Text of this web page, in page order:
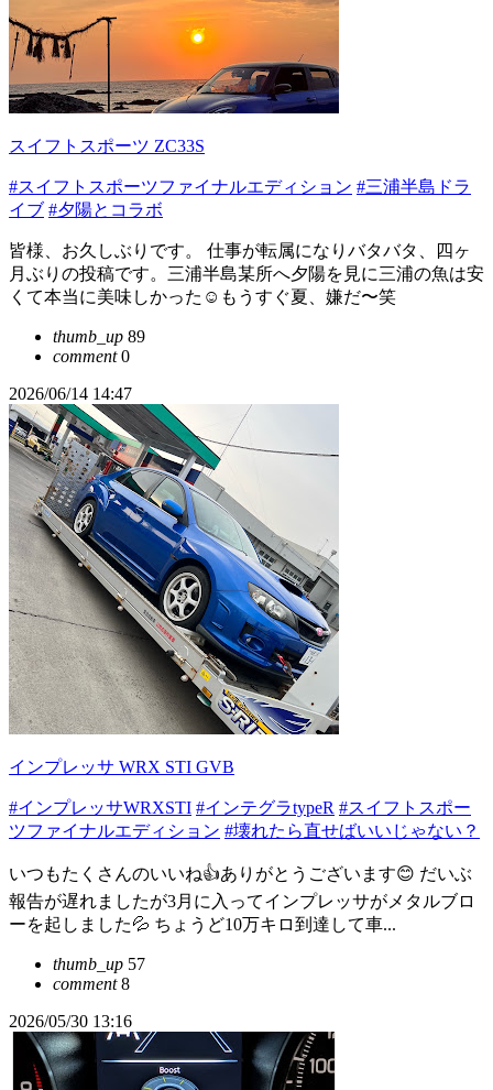
スイフトスポーツ ZC33S
#スイフトスポーツファイナルエディション #三浦半島ドラ
イブ #夕陽とコラボ
皆様、お久しぶりです。 仕事が転属になりバタバタ、四ヶ
月ぶりの投稿です。三浦半島某所へ夕陽を見に三浦の魚は安
くて本当に美味しかった☺️もうすぐ夏、嫌だ〜笑
thumb_up 89
comment0
2026/06/14 14:47
インプレッサ WRX STI GVB
#インプレッサWRXSTI #インテグラtypeR #スイフトスポー
ツファイナルエディション #壊れたら直せばいいじゃない？
いつもたくさんのいいね👍ありがとうございます😊 だいぶ
報告が遅れましたが3月に入ってインプレッサがメタルブロ
ーを起しました💦 ちょうど10万キロ到達して車...
thumb_up 57
comment8
2026/05/30 13:16